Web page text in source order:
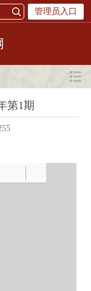
管理员入口
第1期